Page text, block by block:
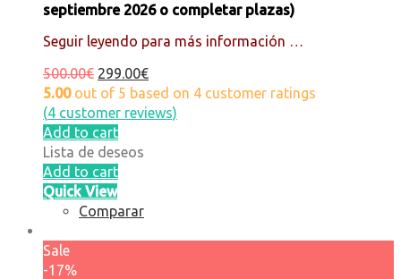
septiembre 2026 o completar plazas)
Seguir leyendo para más información …
500.00€ 299.00€
5.00out of 5 based on 4 customer ratings
(4 customer reviews)
Add to cart
Lista de deseos
Add to cart
Quick View
Comparar
Sale
-17%